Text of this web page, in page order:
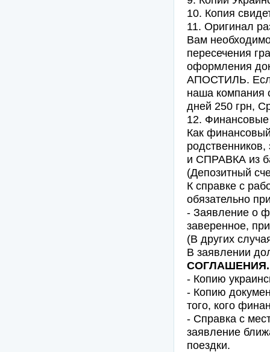
10. Копия
11. Оригинал
Вам
пересечения
оформления
АПОСТИЛЬ.
наша компания
дней 250 грн,
12. Финансовые
Как
и СПРАВКА из
(Депозитный
К справке с
обязательно
- Заявление о
заверенное,
(В других
В заявлении
СОГЛАШЕНИЯ.
- Копию
- Копию
того, кого
- Справка с
заявление
поездки.